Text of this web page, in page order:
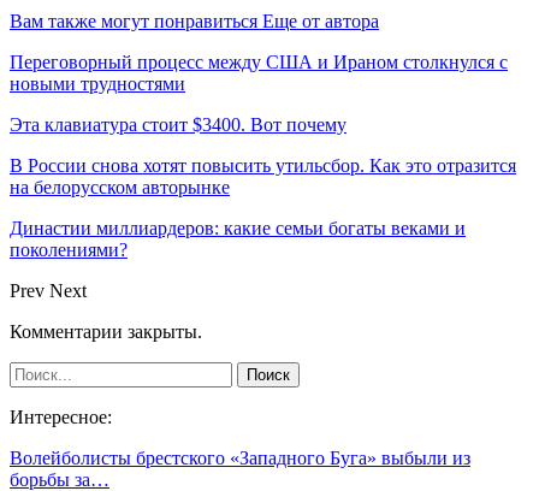
Вам также могут понравиться Еще от автора
Переговорный процесс между США и Ираном столкнулся с
новыми трудностями
Эта клавиатура стоит $3400. Вот почему
В России снова хотят повысить утильсбор. Как это отразится
на белорусском авторынке
Династии миллиардеров: какие семьи богаты веками и
поколениями?
Prev Next
Комментарии закрыты.
Интересное:
Волейболисты брестского «Западного Буга» выбыли из
борьбы за…